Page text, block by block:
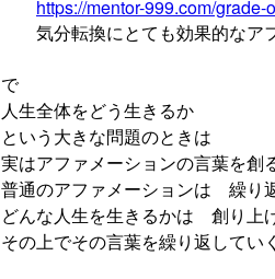
https://mentor-999.com/grade-
気分転換にとても効果的なア
で
人生全体をどう生きるか
という大きな問題のときは
実はアファメーションの言葉を
普通のアファメーションは 繰り
どんな人生を生きるかは 創り上
その上でその言葉を繰り返してい